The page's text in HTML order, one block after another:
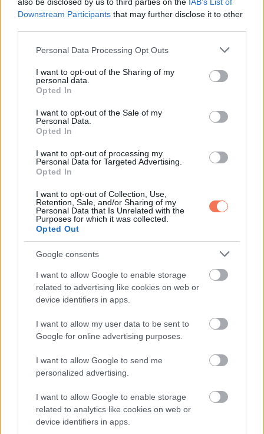
Downstream Participants that may further disclose it to other
Please note that this website/app uses one or more Google
not limited to your visit or usage behaviour. You may click to
grant or deny consent to Google and its third-party tags to
use your data for below specified purposes in below Google
consent section.
Personal Data Processing Opt Outs
I want to opt-out of the Sharing of my
personal data.
Opted In
I want to opt-out of the Sale of my
Personal Data.
Opted In
I want to opt-out of processing my
Personal Data for Targeted Advertising.
Opted In
I want to opt-out of Collection, Use,
Retention, Sale, and/or Sharing of my
Personal Data that Is Unrelated with the
Purposes for which it was collected.
Opted Out
Google consents
I want to allow Google to enable storage
related to advertising like cookies on web or
device identifiers in apps.
I want to allow my user data to be sent to
Google for online advertising purposes.
I want to allow Google to send me
personalized advertising.
I want to allow Google to enable storage
related to analytics like cookies on web or
device identifiers in apps.
és a fejlődés új kapuit nyitja meg. Ez a nap tele van
optimizmussal és lehetőségekkel, amelyek segítenek
abban, hogy a Nyilas új irányba terelje életét. Most érdemes
döntések meghatározó hatással lehetnek a jövőjére. A
bátorság és a hit a siker kulcsa.
Anyagi helyzetében szerencsés fordulat várható. Egy
üzleti ajánlat révén jelentős javulás következhet be. A
Nyilasnak most érdemes bátran vállalnia a kihívásokat, mert
ezek a próbák hozzásegítik ahhoz, hogy elérje céljait. Az
anyagi gyarapodás mellett érzelmi megelégedettség is
várható.
A kapcsolatok terén is pozitív változásokra számíthat. A
Nyilas ma könnyen találkozhat olyan emberekkel, akik
inspirációt és támogatást nyújtanak számára. Ez a nap
különösen kedvez a baráti és szerelmi kapcsolatok
elmélyítésének. Használja ki az alkalmat arra, hogy kifejezze
háláját és szeretetét azok iránt, akik fontosak az életében.
Hét év szerencse vár, ha kedvelés és a sok szerencsét